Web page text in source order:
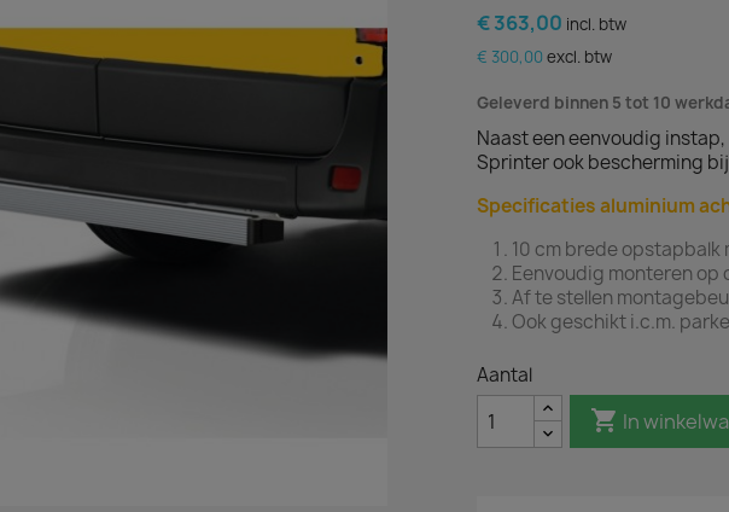
€ 363,00 incl. btw
€ 300,00 excl. btw
Geleverd binnen 5 tot 10
Naast een eenvoudig
Sprinter ook bescherming
Specificaties aluminium
10 cm brede
Eenvoudig monteren op
Af te stellen
Ook geschikt i.c.m.
Aantal
 In